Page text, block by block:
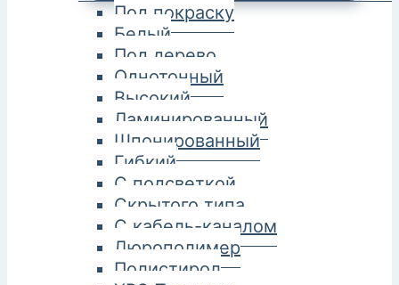
Под покраску
Белый
Под дерево
Однотонный
Высокий
Ламинированный
Шпонированный
Гибкий
С подсветкой
Скрытого типа
С кабель-каналом
Дюрополимер
Полистирол